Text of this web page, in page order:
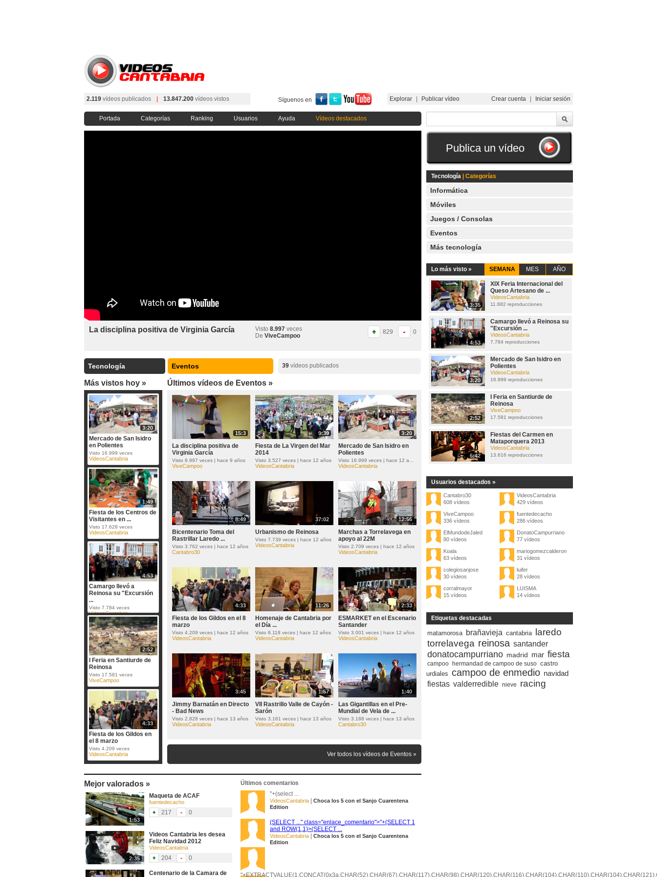
2.119 vídeos publicados 13.847.200 vídeos vistos Síguenos en Explorar Publicar vídeo Crear cuenta Iniciar sesión
Portada Categorías Ranking Usuarios Ayuda Vídeos destacados
La disciplina positiva de Virginia García Visto 8.997 veces
De ViveCampoo
829 0
Tecnología Eventos 39 vídeos publicados
Más vistos hoy »
3:20
Mercado de San Isidro
en Polientes
Visto 16.999 veces
VideosCantabria
1:49
Fiesta de los Centros de
Visitantes en ...
Visto 17.628 veces
VideosCantabria
4:53
Camargo llevó a
Reinosa su "Excursión
...
Visto 7.784 veces
VideosCantabria
2:52
I Feria en Santiurde de
Reinosa
Visto 17.581 veces
ViveCampoo
4:33
Fiesta de los Gildos en
el 8 marzo
Visto 4.209 veces
VideosCantabria
Últimos vídeos de Eventos »
15:3
La disciplina positiva de
Virginia García
Visto 8.997 veces | hace 9 años
ViveCampoo
9:39
Fiesta de La Virgen del Mar
2014
Visto 3.527 veces | hace 12 años
VideosCantabria
3:20
Mercado de San Isidro en
Polientes
VideosCantabria
8:49
Bicentenario Toma del
Rastrillar Laredo ...
Visto 3.762 veces | hace 12 años
Cantabro30
37:02
Urbanismo de Reinosa
Visto 7.739 veces | hace 12 años
VideosCantabria
12:56
Marchas a Torrelavega en
apoyo al 22M
Visto 2.709 veces | hace 12 años
VideosCantabria
4:33
Fiesta de los Gildos en el 8
marzo
Visto 4.209 veces | hace 12 años
VideosCantabria
11:26
Homenaje de Cantabria por
el Día ...
Visto 8.118 veces | hace 12 años
VideosCantabria
2:33
ESMARKET en el Escenario
Santander
Visto 3.001 veces | hace 12 años
VideosCantabria
3:45
Jimmy Barnatán en Directo
- Bad News
Visto 2.828 veces | hace 13 años
VideosCantabria
1:57
VII Rastrillo Valle de Cayón -
Sarón
Visto 3.161 veces | hace 13 años
VideosCantabria
1:40
Las Gigantillas en el Pre-
Mundial de Vela de ...
Visto 3.188 veces | hace 13 años
Cantabro30
Ver todos los vídeos de Eventos »
Mejor valorados »
1:53
Maqueta de ACAF
fuentedecacho
217 0
2:35
Videos Cantabria les desea
Feliz Navidad 2012
VideosCantabria
204 0
Centenario de la Camara de
Últimos comentarios
"+(select ...
VideosCantabria
Choca los 5 con el Sanjo Cuarentena
Edition
(SELECT ..." class="enlace_comentario">"+(SELECT 1
and ROW(1,1)>(SELECT ...
VideosCantabria
Choca los 5 con el Sanjo Cuarentena
Edition
Publica un vídeo
Tecnología | Categorías
Informática
Móviles
Juegos / Consolas
Eventos
Más tecnología
Lo más visto » SEMANA MES AÑO
3:35
XIX Feria Internacional del
Queso Artesano de ...
VideosCantabria
11.682 reproducciones
4:53
Camargo llevó a Reinosa su
"Excursión ...
VideosCantabria
7.784 reproducciones
3:20
Mercado de San Isidro en
Polientes
VideosCantabria
16.999 reproducciones
2:52
I Feria en Santiurde de
Reinosa
ViveCampoo
17.581 reproducciones
6:42
Fiestas del Carmen en
Mataporquera 2013
VideosCantabria
13.616 reproducciones
Usuarios destacados »
Cantabro30
608 vídeos
VideosCantabria
429 vídeos
ViveCampoo
336 vídeos
fuentedecacho
286 vídeos
ElMundodeJaled
80 vídeos
DonatoCampurriano
77 vídeos
Koala
63 vídeos
mariogomezcalderon
31 vídeos
colegiosanjose
30 vídeos
luifer
28 vídeos
corralmayor
15 vídeos
LUISMA
14 vídeos
Etiquetas destacadas
matamorosa brañavieja cantabria
laredo
torrelavega reinosa santander
donatocampurriano madrid mar fiesta
campoo hermandad de campoo de suso castro
urdiales campoo de enmedio navidad
fiestas valderredible nieve racing